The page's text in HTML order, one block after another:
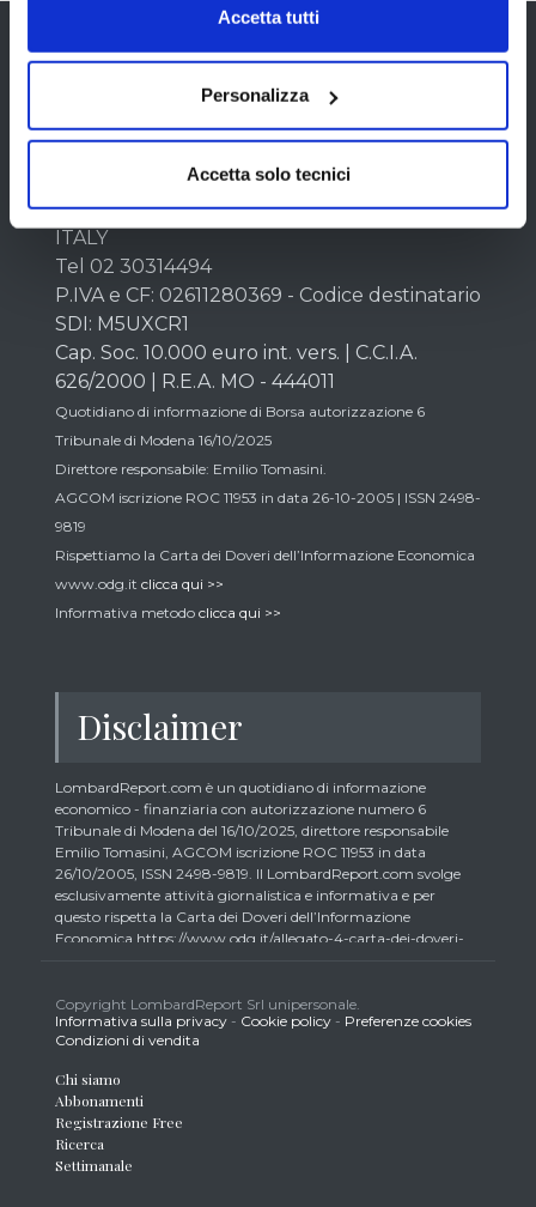
Accetta tutti
Personalizza
Accetta solo tecnici
Chi siamo
Centro direzionale Somada - Via Mazzini
184/B - piano terra - 41049 Sassuolo - MO
ITALY
Tel 02 30314494
P.IVA e CF: 02611280369 - Codice destinatario
SDI: M5UXCR1
Cap. Soc. 10.000 euro int. vers. | C.C.I.A.
626/2000 | R.E.A. MO - 444011
Quotidiano di informazione di Borsa autorizzazione 6
Tribunale di Modena 16/10/2025
Direttore responsabile: Emilio Tomasini.
AGCOM iscrizione ROC 11953 in data 26-10-2005 | ISSN 2498-
9819
Rispettiamo la Carta dei Doveri dell’Informazione Economica
www.odg.it clicca qui >>
Informativa metodo clicca qui >>
Disclaimer
LombardReport.com è un quotidiano di informazione
economico - finanziaria con autorizzazione numero 6
Tribunale di Modena del 16/10/2025, direttore responsabile
Emilio Tomasini, AGCOM iscrizione ROC 11953 in data
26/10/2005, ISSN 2498-9819. Il LombardReport.com svolge
esclusivamente attività giornalistica e informativa e per
questo rispetta la Carta dei Doveri dell’Informazione
Economica https://www.odg.it/allegato-4-carta-dei-doveri-
essere consapevoli che i collaboratori di LombardReport.com
iscritti all’Ordine dei Giornalisti non possono detenere i titoli
oggetto dei loro articoli mentre i collaboratori non giornalisti
trader retail e comunque inferiori allo 0,5% del capitale, gli
strumenti finanziari oggetto dei loro articoli creando così un
potenziale conflitto di interesse con i lettori stessi. L’accesso al
presente sito implica la conoscenza e la piena accettazione
delle presenti informazioni legali, dei Termini d’Uso del sito
Copyright LombardReport Srl unipersonale.
Informativa sulla privacy - Cookie policy - Preferenze cookies
Condizioni di vendita
Chi siamo
Abbonamenti
Registrazione Free
Ricerca
Settimanale